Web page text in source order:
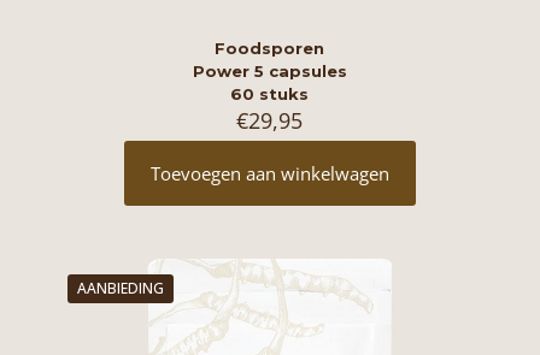
Foodsporen
Power 5 capsules
60 stuks
€29,95
Toevoegen aan winkelwagen
AANBIEDING